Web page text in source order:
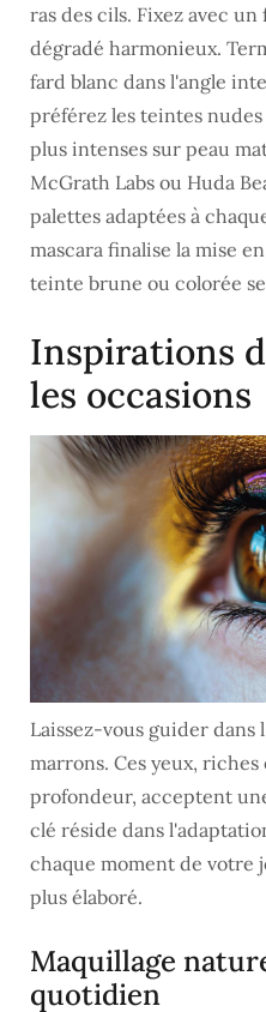
ras des cils. Fixez avec
dégradé harmonieux.
fard blanc dans l'angle
préférez les teintes
plus intenses sur peau
McGrath Labs ou Huda
palettes adaptées à
mascara finalise la mise
teinte brune ou colorée
Inspirations
les occasions
Laissez-vous guider dans
marrons. Ces yeux,
profondeur, acceptent
clé réside dans
chaque moment de votre
plus élaboré.
Maquillage
quotidien